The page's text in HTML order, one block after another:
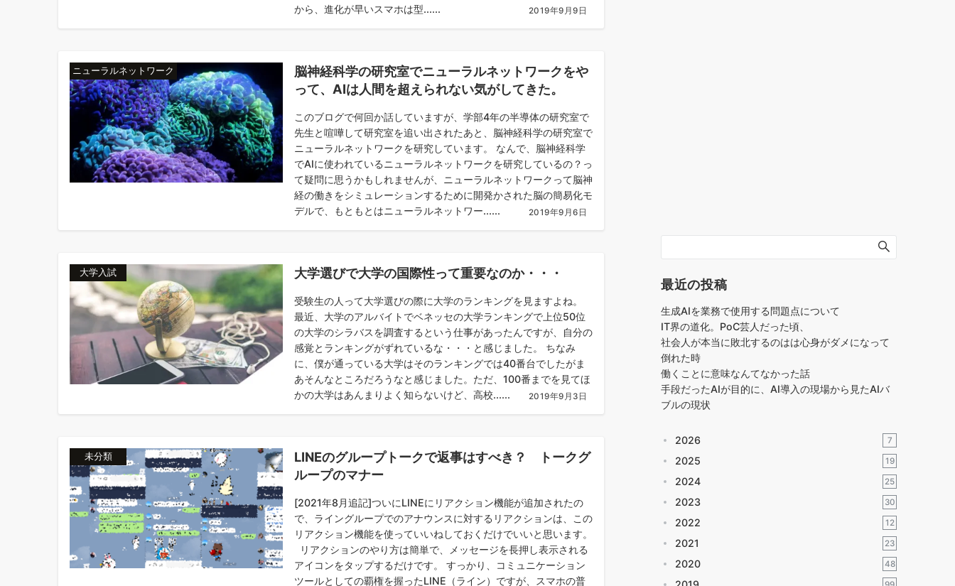
から、進化が早いスマホは型......
2019年9月9日
ニューラルネットワーク
脳神経科学の研究室でニューラルネットワークをや
って、AIは人間を超えられない気がしてきた。
このブログで何回か話していますが、学部4年の半導体の研究室で
先生と喧嘩して研究室を追い出されたあと、脳神経科学の研究室で
ニューラルネットワークを研究しています。 なんで、脳神経科学
でAIに使われているニューラルネットワークを研究しているの？っ
て疑問に思うかもしれませんが、ニューラルネットワークって脳神
経の働きをシミュレーションするために開発かされた脳の簡易化モ
デルで、もともとはニューラルネットワー......
2019年9月6日
大学入試 大学選びで大学の国際性って重要なのか・・・
受験生の人って大学選びの際に大学のランキングを見ますよね。
最近、大学のアルバイトでベネッセの大学ランキングで上位50位
の大学のシラバスを調査するという仕事があったんですが、自分の
感覚とランキングがずれているな・・・と感じました。 ちなみ
に、僕が通っている大学はそのランキングでは40番台でしたがま
あそんなところだろうなと感じました。ただ、100番までを見てほ
かの大学はあんまりよく知らないけど、高校......
2019年9月3日
未分類
LINEのグループトークで返事はすべき？ トークグ
ループのマナー
[2021年8月追記]ついにLINEにリアクション機能が追加されたの
で、ライングループでのアナウンスに対するリアクションは、この
リアクション機能を使っていいねしておくだけでいいと思います。
リアクションのやり方は簡単で、メッセージを長押し表示される
アイコンをタップするだけです。 すっかり、コミュニケーション
ツールとしての覇権を握ったLINE（ライン）ですが、スマホの普
最近の投稿
生成AIを業務で使用する問題点について
IT界の道化。PoC芸人だった頃、
社会人が本当に敗北するのはは心身がダメになって
倒れた時
働くことに意味なんてなかった話
手段だったAIが目的に、AI導入の現場から見たAIバ
ブルの現状
2026 7
2025 19
2024 25
2023 30
2022 12
2021 23
2020 48